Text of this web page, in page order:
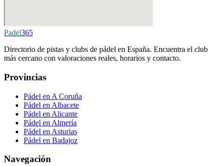
Padel365
Directorio de pistas y clubs de pádel en España. Encuentra el club
más cercano con valoraciones reales, horarios y contacto.
Provincias
Pádel en A Coruña
Pádel en Albacete
Pádel en Alicante
Pádel en Almería
Pádel en Asturias
Pádel en Badajoz
Navegación